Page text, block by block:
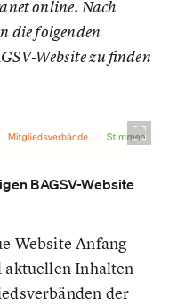
online. Nach
die folgenden
Website zu finden
BAGSV-Website
Website Anfang
Inhalten
der